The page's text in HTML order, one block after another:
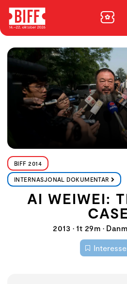
BIFF 2014
INTERNASJONAL DOKUMENTAR
AI WEIWEI:
2013 • 1t 29m •